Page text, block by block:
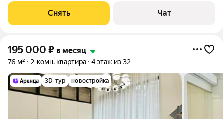
Кондиционер Микроволновка Дом -
Снять Чат
195 000 ₽ в месяц
76 м² 2-комн. квартира 4 этаж из 32
3D-тур новостройка